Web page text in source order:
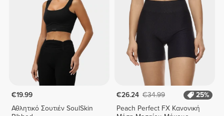
€19.99
Αθλητικό Σουτιέν SoulSkin
€26.24 €34.99
25%
Peach Perfect FX Κανονική